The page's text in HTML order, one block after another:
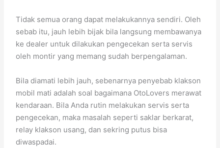
Tidak semua orang dapat melakukannya sendiri. Oleh
sebab itu, jauh lebih bijak bila langsung membawanya
ke dealer untuk dilakukan pengecekan serta servis
oleh montir yang memang sudah berpengalaman.
Bila diamati lebih jauh, sebenarnya penyebab klakson
mobil mati adalah soal bagaimana OtoLovers merawat
kendaraan. Bila Anda rutin melakukan servis serta
pengecekan, maka masalah seperti saklar berkarat,
relay klakson usang, dan sekring putus bisa
diwaspadai.